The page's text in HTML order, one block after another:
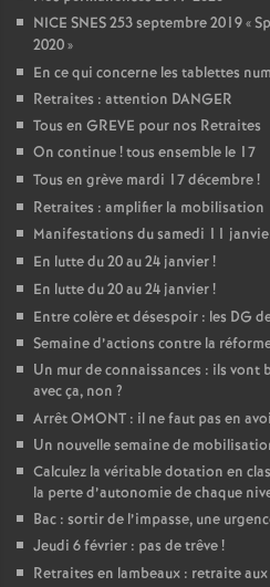
NICE SNES 253 septembre 2019 «
2020»
En ce qui concerne les tablettes
Retraites : attention DANGER
Tous en GREVE pour nos Retraites
On continue! tous ensemble le 17
Tous en grève mardi 17 décembre!
Retraites : amplifier la mobilisation
Manifestations du samedi 11
En lutte du 20 au 24 janvier!
En lutte du 20 au 24 janvier!
Entre colère et désespoir : les DG
Semaine d’actions contre la
Un mur de connaissances : ils vont
avec ça, non ?
Arrêt OMONT : il ne faut pas en
Un nouvelle semaine de
Calculez la véritable dotation en
la perte d’autonomie de chaque
Bac : sortir de l’impasse, une
Jeudi 6 février : pas de trêve!
Retraites en lambeaux : retraite